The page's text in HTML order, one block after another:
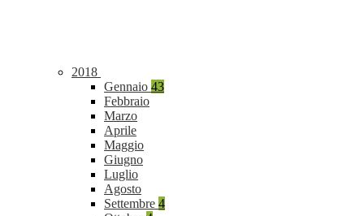
2018
Gennaio 43
Febbraio
Marzo
Aprile
Maggio
Giugno
Luglio
Agosto
Settembre 4